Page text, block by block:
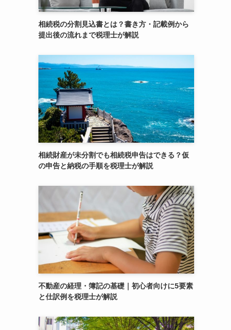
相続税の分割見込書とは？書き方・記載例から
提出後の流れまで税理士が解説
相続財産が未分割でも相続税申告はできる？仮
の申告と納税の手順を税理士が解説
不動産の経理・簿記の基礎｜初心者向けに5要素
と仕訳例を税理士が解説